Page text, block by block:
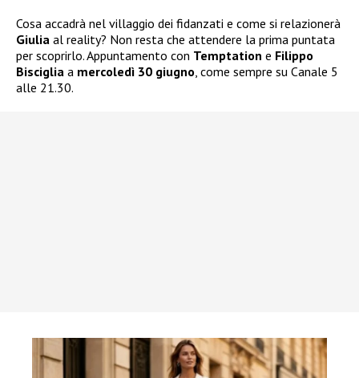
Cosa accadrà nel villaggio dei fidanzati e come si relazionerà
Giulia al reality? Non resta che attendere la prima puntata
per scoprirlo. Appuntamento con Temptation e Filippo
Bisciglia a mercoledì 30 giugno , come sempre su Canale 5
alle 21.30.